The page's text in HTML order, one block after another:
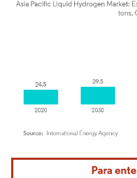
Imagem © Mordor Intelligence.